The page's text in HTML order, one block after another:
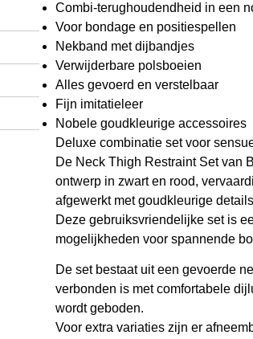
Combi-terughoudendheid in een
Voor bondage en positiespellen
Nekband met dijbandjes
Verwijderbare polsboeien
Alles gevoerd en verstelbaar
Fijn imitatieleer
Nobele goudkleurige accessoires
Deluxe combinatie setvoor sensu
De Neck Thigh Restraint Set van
ontwerp in zwart en rood, vervaardi
afgewerkt metgoudkleurige detail
Deze gebruiksvriendelijke set is
mogelijkheden voor spannende b
De set bestaat uiteen gevoerde
verbonden is metcomfortabe e dij
wordtgeboden.
Voor extra variaties zijn er afneem